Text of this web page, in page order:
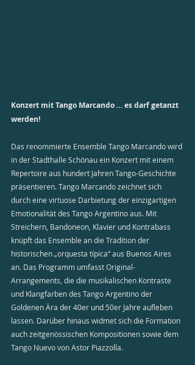
Konzert mit Tango Marcando … es darf getanzt
werden!
Das renommierte Ensemble Tango Marcando wird
in der Stadthalle Schönau ein Konzert mit einem
Repertoire aus hundert Jahren Tango-Geschichte
präsentieren. Tango Marcando zeichnet sich
durch eine virtuose Darbietung der einzigartigen
Emotionalität des Tango Argentino aus. Mit
Streichern, Bandoneon, Klavier und Kontrabass
knüpft das Ensemble an die Tradition der
historischen „orquesta típica“ aus Buenos Aires
an. Das Programm umfasst Original-
Arrangements, die die musikalischen Kontraste
und Klangfarben des Tango Argentino der
Goldenen Ära der 40er und 50er Jahre aufleben
lassen. Darüber hinaus widmet sich die Formation
auch zeitgenössischen Kompositionen sowie dem
Tango Nuevo von Astor Piazzolla.